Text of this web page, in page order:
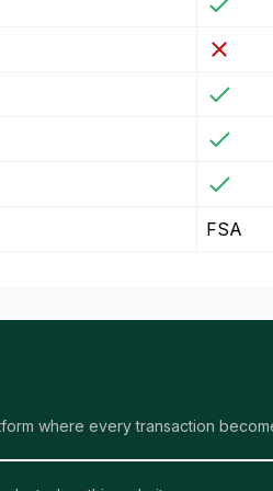
FSA
where every transaction